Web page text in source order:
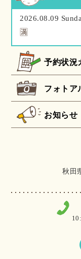
2026.08.09
🈵
予約状況
フォトア
お知らせ
秋田